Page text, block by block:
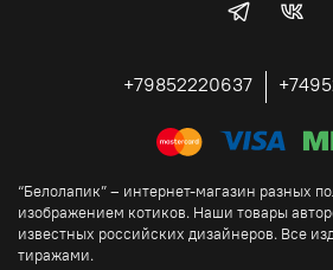
+79852220637
“Белолапик” – интернет-магазин разных
изображением котиков. Наши товары
известных российских дизайнеров. Все
тиражами.